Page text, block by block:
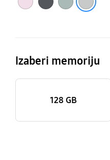
Izaberi memoriju
128 GB